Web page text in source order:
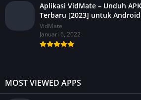
Aplikasi VidMate – Unduh
Terbaru [2023] untuk Android
VidMate
Januari 6, 2022
MOST VIEWED APPS